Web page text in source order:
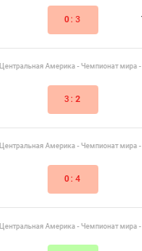
0:3
Америка - Чемпионат мира -
3: 2
Америка - Чемпионат мира -
0:4
Америка - Чемпионат мира -